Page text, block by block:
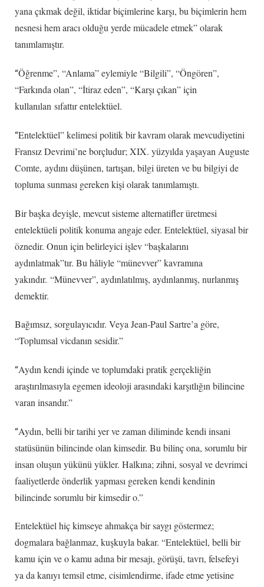
yana çıkmak değil, iktidar biçimlerine karşı, bu biçimlerin hem
nesnesi hem aracı olduğu yerde mücadele etmek” olarak
tanımlamıştır.
“Öğrenme”, “Anlama” eylemiyle “Bilgili”, “Öngören”,
“Farkında olan”, “İtiraz eden”, “Karşı çıkan” için
kullanılan sıfattır entelektüel.
“Entelektüel” kelimesi politik bir kavram olarak mevcudiyetini
Fransız Devrimi’ne borçludur; XIX. yüzyılda yaşayan Auguste
Comte, aydını düşünen, tartışan, bilgi üreten ve bu bilgiyi de
topluma sunması gereken kişi olarak tanımlamıştı.
Bir başka deyişle, mevcut sisteme alternatifler üretmesi
entelektüeli politik konuma angaje eder. Entelektüel, siyasal bir
öznedir. Onun için belirleyici işlev “başkalarını
aydınlatmak”tır. Bu hâliyle “münevver” kavramına
yakındır. “Münevver”, aydınlatılmış, aydınlanmış, nurlanmış
demektir.
Bağımsız, sorgulayıcıdır. Veya Jean-Paul Sartre’a göre,
“Toplumsal vicdanın sesidir.”
“Aydın kendi içinde ve toplumdaki pratik gerçekliğin
araştırılmasıyla egemen ideoloji arasındaki karşıtlığın bilincine
varan insandır.”
“Aydın, belli bir tarihi yer ve zaman diliminde kendi insani
statüsünün bilincinde olan kimsedir. Bu bilinç ona, sorumlu bir
insan oluşun yükünü yükler. Halkına; zihni, sosyal ve devrimci
faaliyetlerde önderlik yapması gereken kendi kendinin
bilincinde sorumlu bir kimsedir o.”
Entelektüel hiç kimseye ahmakça bir saygı göstermez;
dogmalara bağlanmaz, kuşkuyla bakar. “Entelektüel, belli bir
kamu için ve o kamu adına bir mesajı, görüşü, tavrı, felsefeyi
ya da kanıyı temsil etme, cisimlendirme, ifade etme yetisine